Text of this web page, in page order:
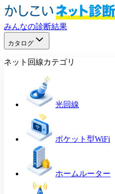
みんなの診断結果
カタログ
ネット回線カテゴリ
光回線
ポケット型WiFi
ホームルーター